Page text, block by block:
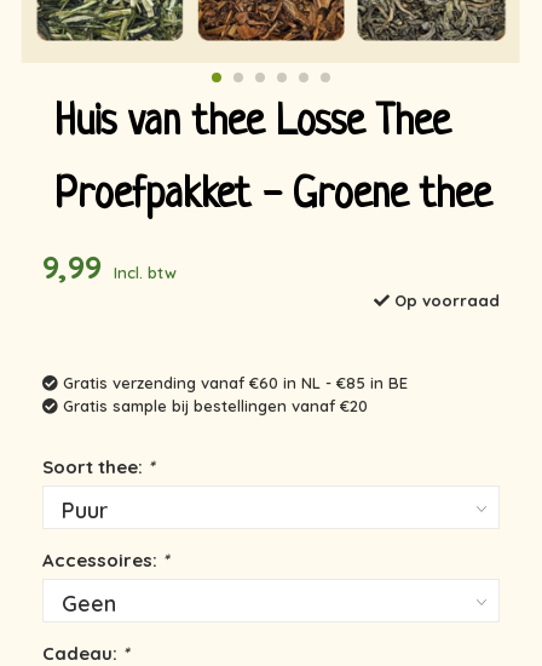
Huis van thee Losse Thee
Proefpakket - Groene thee
9,99
Incl. btw
Op voorraad
Gratis verzending vanaf €60 in NL - €85 in BE
Gratis sample bij bestellingen vanaf €20
Soort thee: *
Accessoires: *
Cadeau: *